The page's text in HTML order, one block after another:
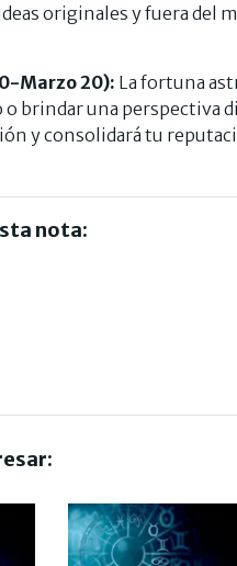
originales y fuera del
Marzo 20): La fortuna
o brindar una
y consolidará tu
nota: